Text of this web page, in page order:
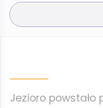
Jezioro powstało